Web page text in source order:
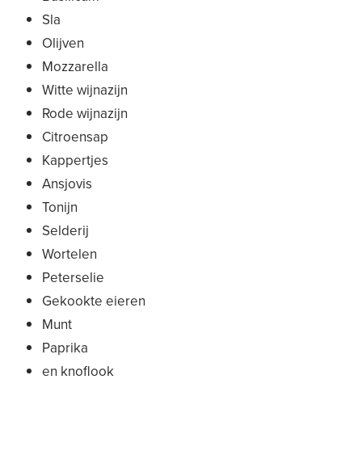
Sla
Olijven
Mozzarella
Witte wijnazijn
Rode wijnazijn
Citroensap
Kappertjes
Ansjovis
Tonijn
Selderij
Wortelen
Peterselie
Gekookte eieren
Munt
Paprika
en knoflook